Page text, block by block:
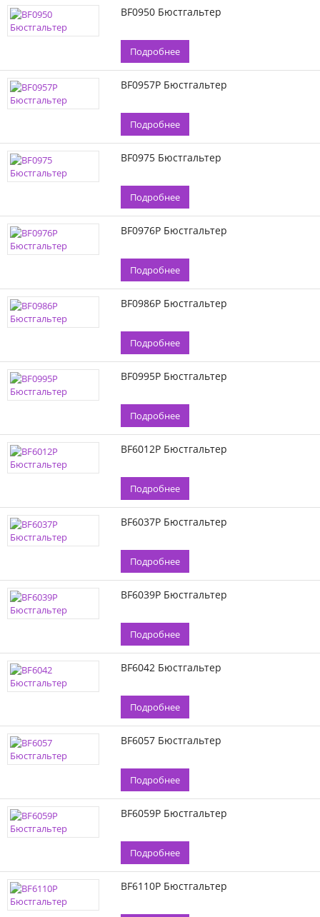
BF0950 Бюстгальтер
Подробнее
BF0957P Бюстгальтер
Подробнее
BF0975 Бюстгальтер
Подробнее
BF0976P Бюстгальтер
Подробнее
BF0986P Бюстгальтер
Подробнее
BF0995P Бюстгальтер
Подробнее
BF6012P Бюстгальтер
Подробнее
BF6037P Бюстгальтер
Подробнее
BF6039P Бюстгальтер
Подробнее
BF6042 Бюстгальтер
Подробнее
BF6057 Бюстгальтер
Подробнее
BF6059P Бюстгальтер
Подробнее
BF6110P Бюстгальтер